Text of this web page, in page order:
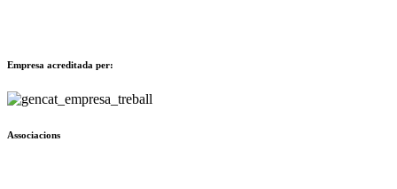
Empresa acreditada per:
Associacions